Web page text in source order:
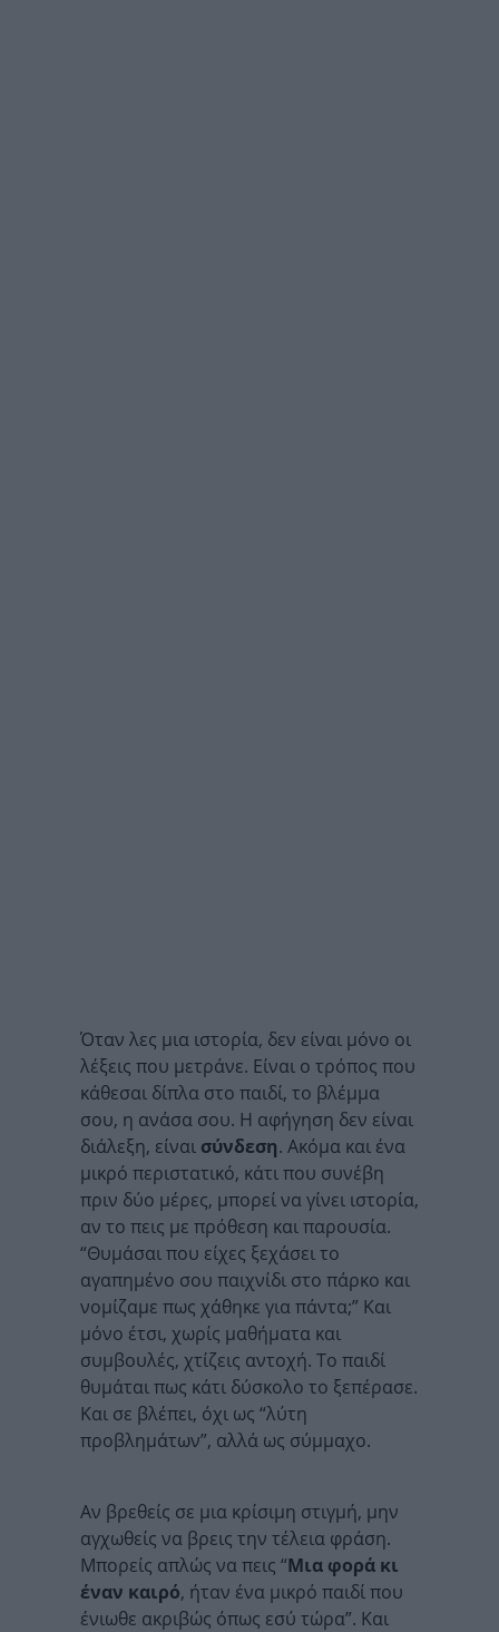
Όταν λες μια ιστορία, δεν είναι μόνο οι
λέξεις που μετράνε. Είναι ο τρόπος που
κάθεσαι δίπλα στο παιδί, το βλέμμα
σου, η ανάσα σου. Η αφήγηση δεν είναι
διάλεξη, είναι σύνδεση. Ακόμα και ένα
μικρό περιστατικό, κάτι που συνέβη
πριν δύο μέρες, μπορεί να γίνει ιστορία,
αν το πεις με πρόθεση και παρουσία.
“Θυμάσαι που είχες ξεχάσει το
αγαπημένο σου παιχνίδι στο πάρκο και
νομίζαμε πως χάθηκε για πάντα;” Και
μόνο έτσι, χωρίς μαθήματα και
συμβουλές, χτίζεις αντοχή. Το παιδί
θυμάται πως κάτι δύσκολο το ξεπέρασε.
Και σε βλέπει, όχι ως “λύτη
προβλημάτων”, αλλά ως σύμμαχο.
Αν βρεθείς σε μια κρίσιμη στιγμή, μην
αγχωθείς να βρεις την τέλεια φράση.
Μπορείς απλώς να πεις “Μια φορά κι
έναν καιρό, ήταν ένα μικρό παιδί που
ένιωθε ακριβώς όπως εσύ τώρα”. Και